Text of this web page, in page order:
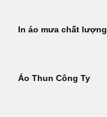
In áo mưa chất lượng
Áo Thun Công Ty